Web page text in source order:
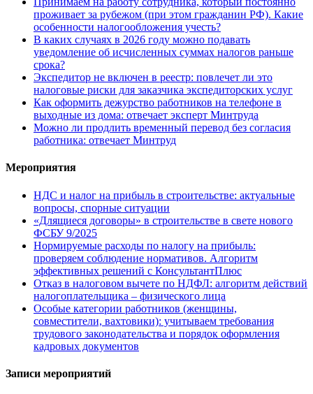
проживает за рубежом (при этом гражданин РФ). Какие
особенности налогообложения учесть?
В каких случаях в 2026 году можно подавать
уведомление об исчисленных суммах налогов раньше
срока?
Экспедитор не включен в реестр: повлечет ли это
налоговые риски для заказчика экспедиторских услуг
Как оформить дежурство работников на телефоне в
выходные из дома: отвечает эксперт Минтруда
Можно ли продлить временный перевод без согласия
работника: отвечает Минтруд
Мероприятия
НДС и налог на прибыль в строительстве: актуальные
вопросы, спорные ситуации
«Длящиеся договоры» в строительстве в свете нового
ФСБУ 9/2025
Нормируемые расходы по налогу на прибыль:
проверяем соблюдение нормативов. Алгоритм
эффективных решений с КонсультантПлюс
Отказ в налоговом вычете по НДФЛ: алгоритм действий
налогоплательщика – физического лица
Особые категории работников (женщины,
совместители, вахтовики): учитываем требования
трудового законодательства и порядок оформления
кадровых документов
Записи мероприятий